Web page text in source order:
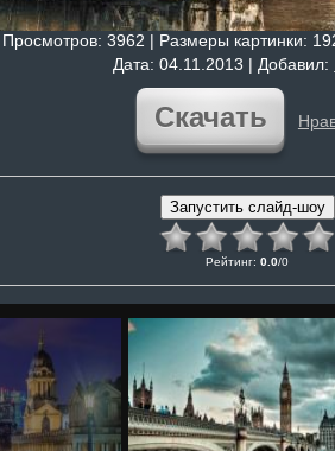
Просмотров: 3962 | Размеры картинки:
Дата: 04.11.2013 | Добавил:
Скачать
Рейтинг: 0.0/0